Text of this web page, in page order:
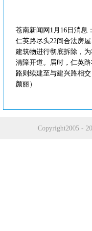
苍南新闻网1月16日消息
仁英路尽头22间合法房
建筑物进行彻底拆除，
清障开道。届时，仁英
路则续建至与建兴路相
颜丽）
Copyright2005 -